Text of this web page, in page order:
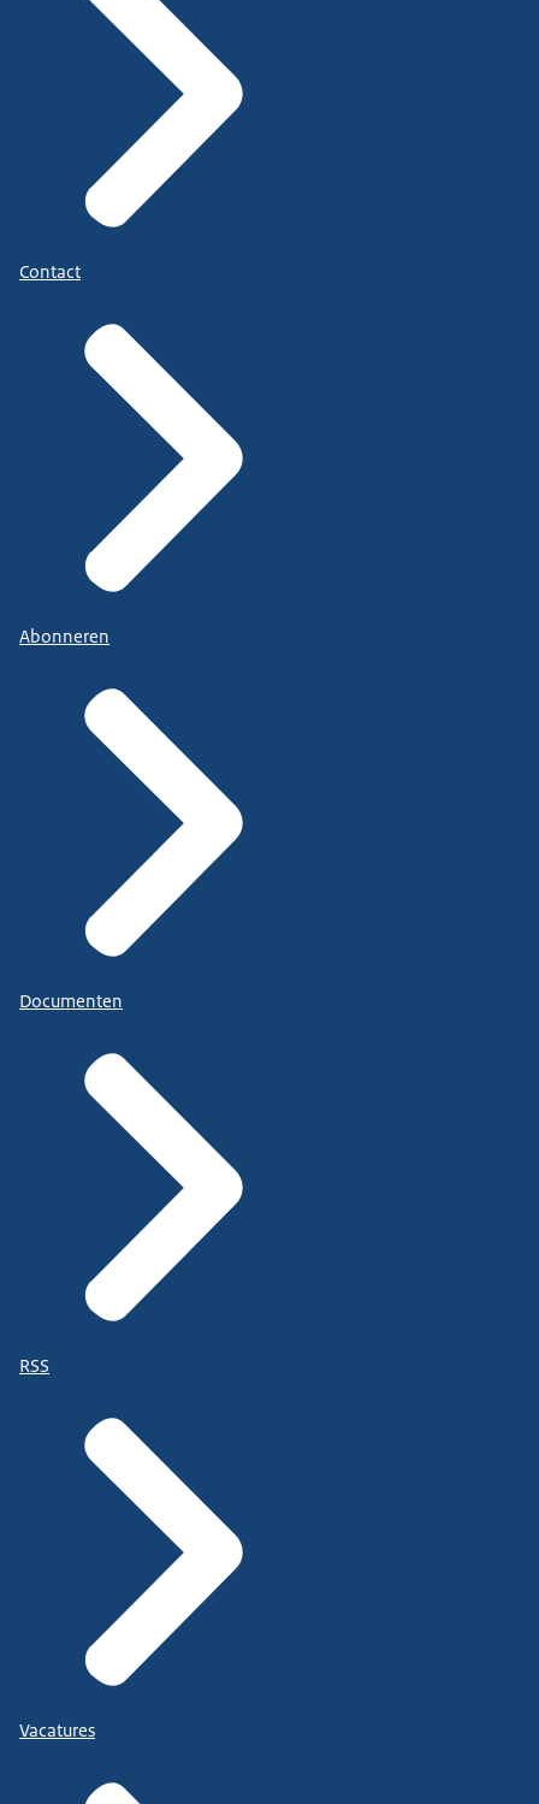
Contact
Abonneren
Documenten
RSS
Vacatures